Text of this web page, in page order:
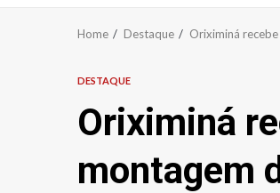
Home Destaque Oriximiná
DESTAQUE
Oriximiná
montagem